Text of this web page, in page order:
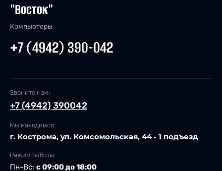
"Восток"
Компьютеры
+7 (4942) 390-042
Звоните нам:
+7 (4942) 390042
Мы находимся:
г. Кострома, ул. Комсомольская, 44 - 1 подъезд
Режим работы:
Пн-Вс: с 09:00 до 18:00